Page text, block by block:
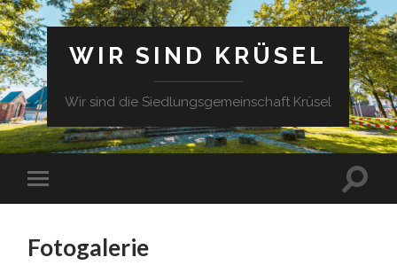
WIR SIND KRÜSEL
Wir sind die Siedlungsgemeinschaft Krüsel
Fotogalerie